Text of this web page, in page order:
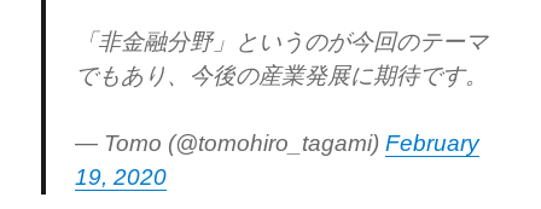
「非金融分野」というのが今回のテーマ
でもあり、今後の産業発展に期待です。
— Tomo (@tomohiro_tagami)February
19, 2020